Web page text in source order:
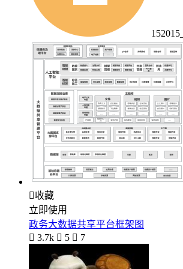
收藏
立即使用
政务大数据共享平台框架图
 3.7k  5  7